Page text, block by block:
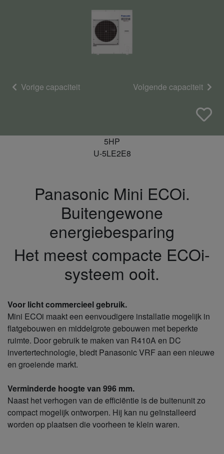
Vorige capaciteit Volgende capaciteit
5HP
U-5LE2E8
Panasonic Mini ECOi.
Buitengewone
energiebesparing
Het meest compacte ECOi-
systeem ooit.
Voor licht commercieel gebruik.
Mini ECOi maakt een eenvoudigere installatie mogelijk in
flatgebouwen en middelgrote gebouwen met beperkte
ruimte. Door gebruik te maken van R410A en DC
invertertechnologie, biedt Panasonic VRF aan een nieuwe
en groeiende markt.
Verminderde hoogte van 996 mm.
Naast het verhogen van de efficiëntie is de buitenunit zo
compact mogelijk ontworpen. Hij kan nu geïnstalleerd
worden op plaatsen die voorheen te klein waren.